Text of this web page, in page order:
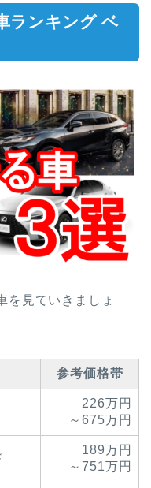
ランキング ベ
を見ていきましょ
参考価格帯
226万円
～675万円
189万円
～751万円